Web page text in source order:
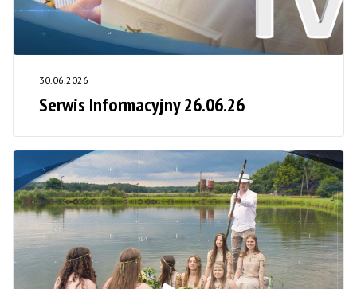
30.06.2026
Serwis Informacyjny 26.06.26